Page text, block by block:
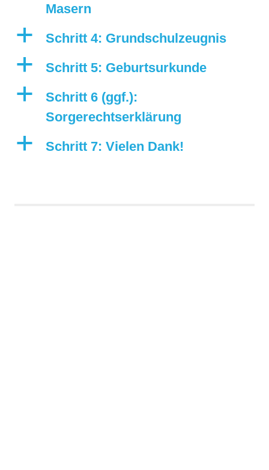
Masern
a Schritt 4: Grundschulzeugnis
a Schritt 5: Geburtsurkunde
a
Schritt 6 (ggf.):
Sorgerechtserklärung
a Schritt 7: Vielen Dank!